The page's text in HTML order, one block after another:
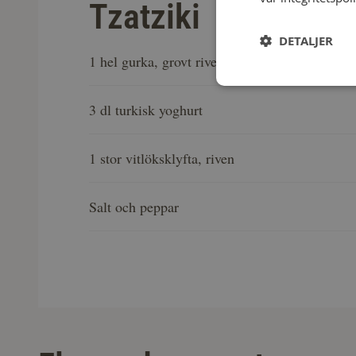
Tzatziki
1 hel gurka, grovt riven
3 dl turkisk yoghurt
1 stor vitlöksklyfta, riven
Salt och peppar
DETALJER